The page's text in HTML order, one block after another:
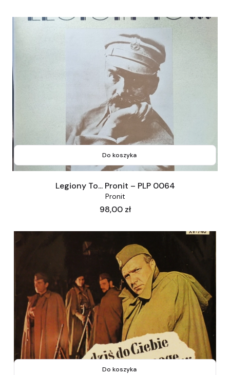
Do koszyka
Legiony To... Pronit – PLP 0064
Pronit
Cena
98,00 zł
Do koszyka